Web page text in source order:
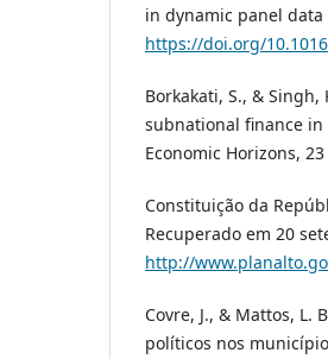
in dynamic panel data
https://doi.org/
Borkakati, S., &
subnational finance in
Economic Horizons,
Constituição da
Recuperado em 20
http://
Covre, J., & Mattos, L.
políticos nos